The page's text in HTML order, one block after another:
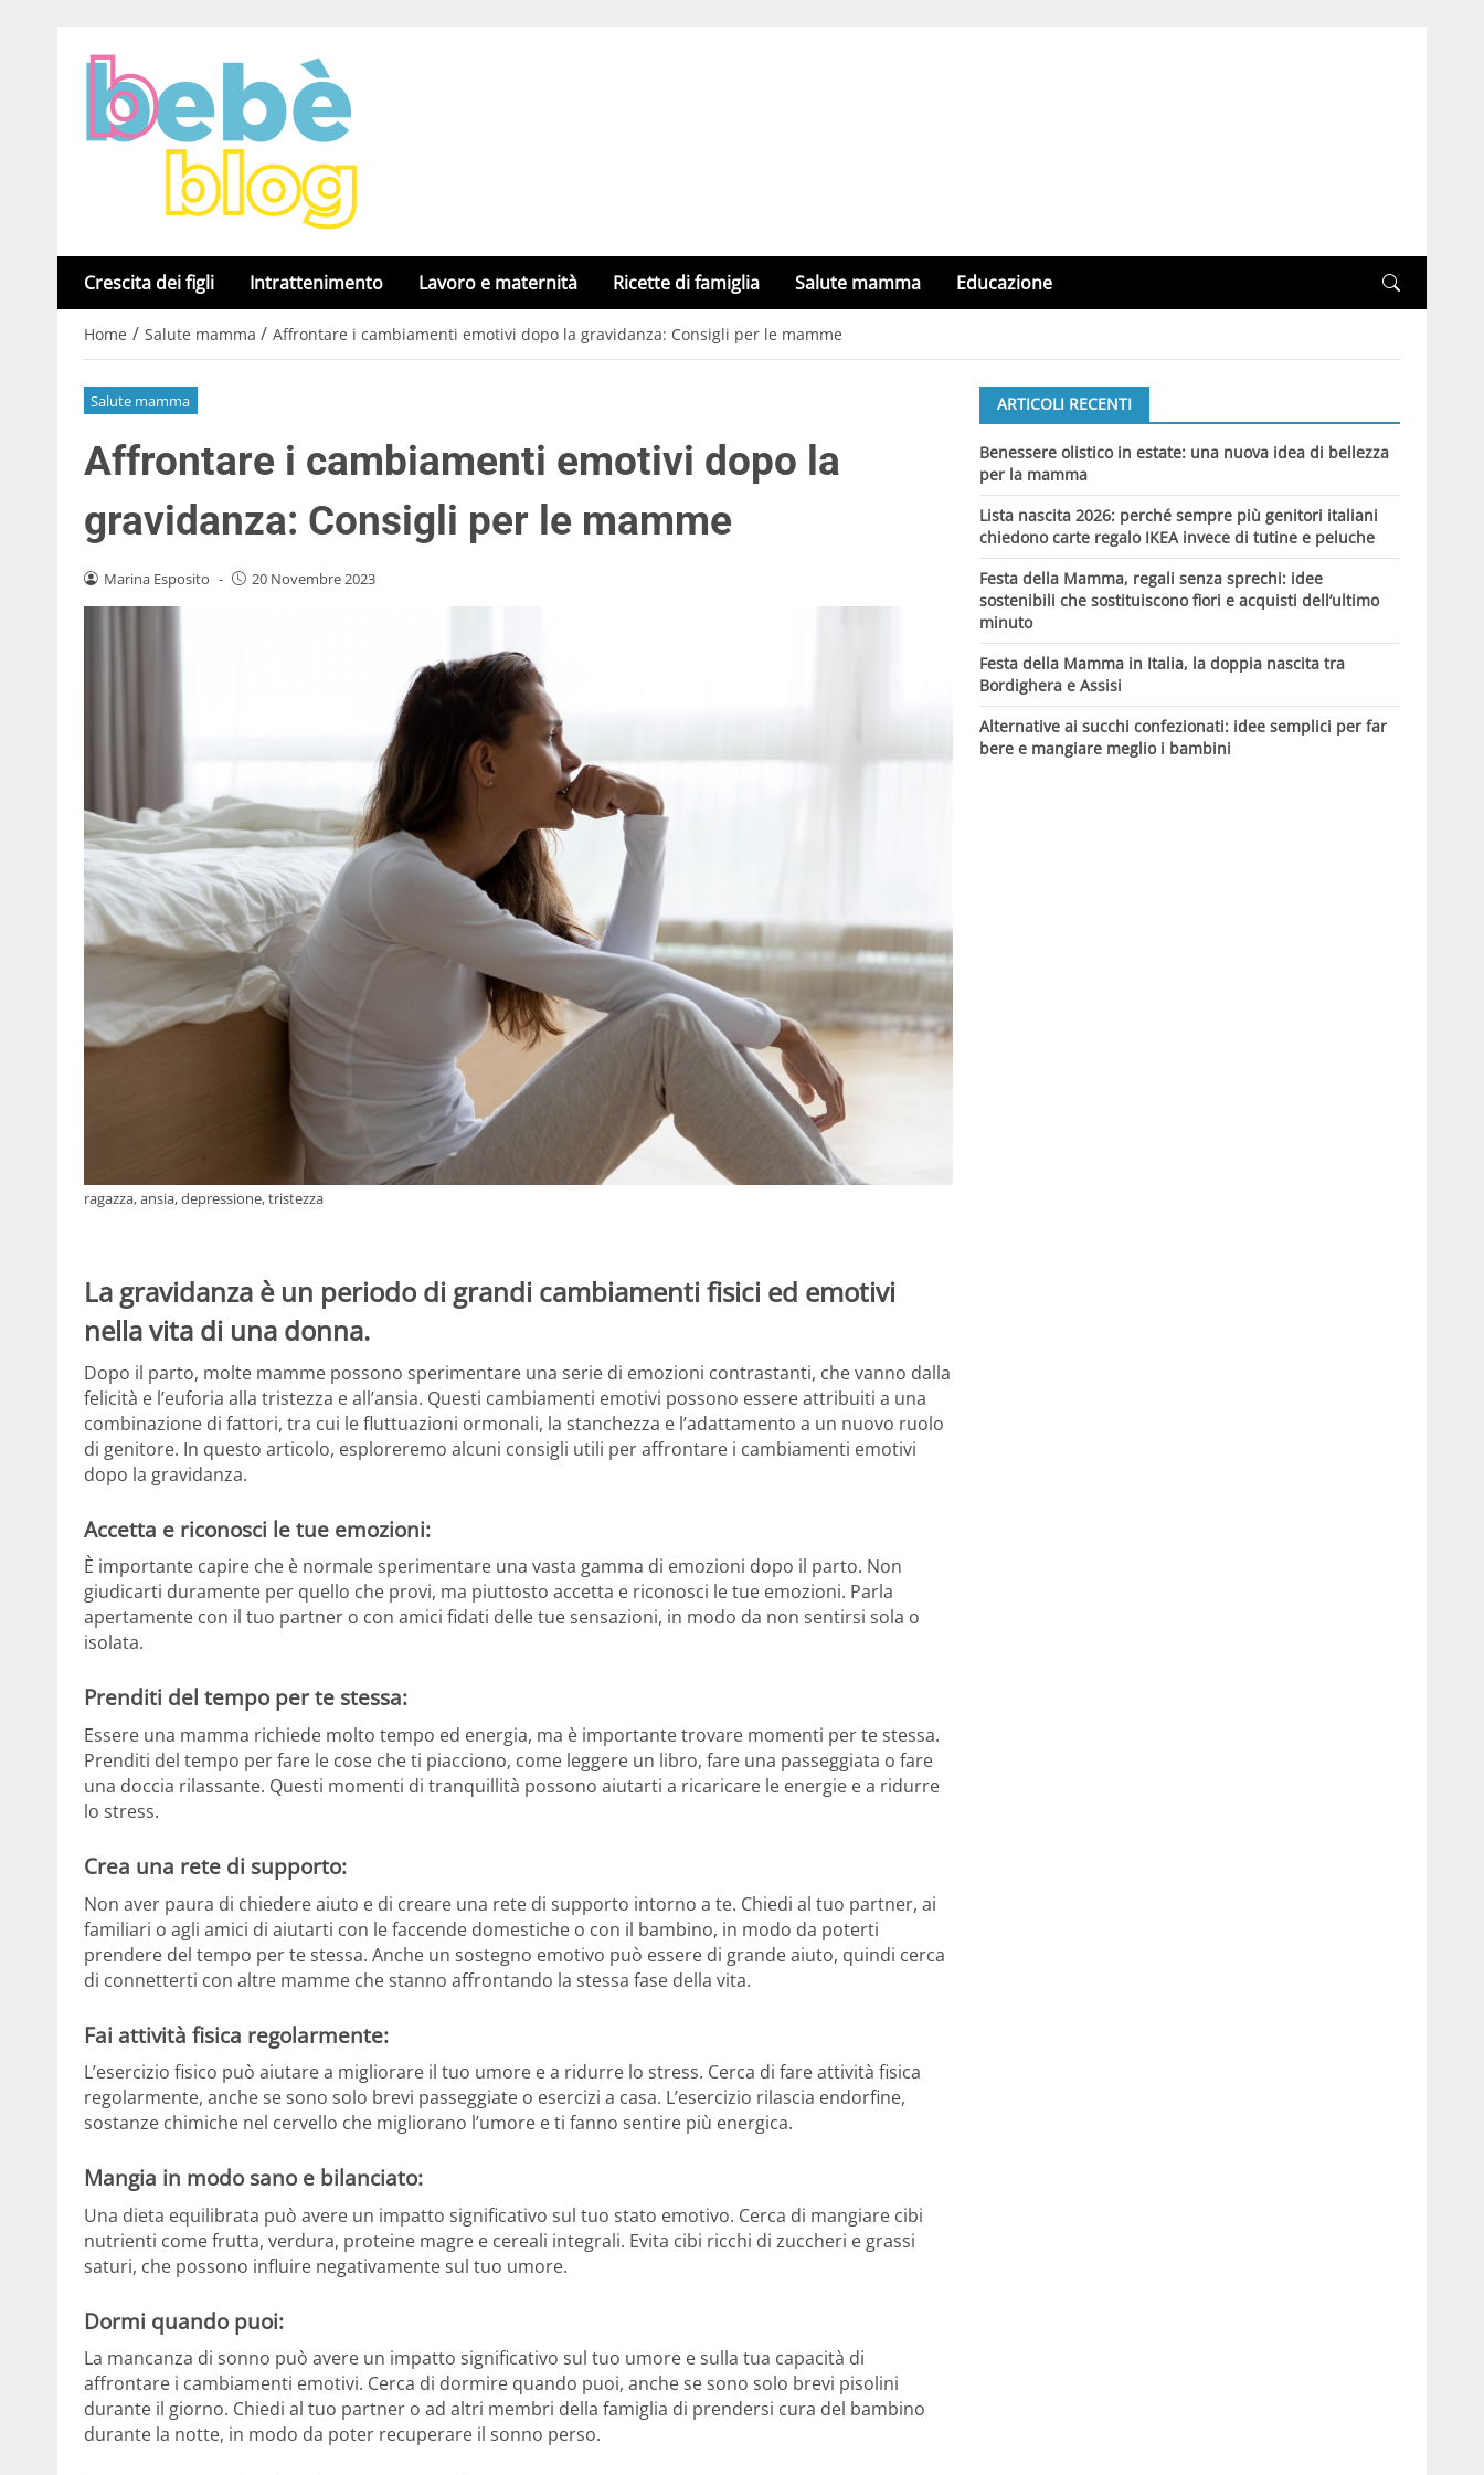
Crescita dei figli Intrattenimento Lavoro e maternità Ricette di famiglia Salute mamma Educazione
Home / Salute mamma / Affrontare i cambiamenti emotivi dopo la gravidanza: Consigli per le mamme
Salute mamma
Affrontare i cambiamenti emotivi dopo la
gravidanza: Consigli per le mamme
Marina Esposito - 20 Novembre 2023
ragazza, ansia, depressione, tristezza
La gravidanza è un periodo di grandi cambiamenti fisici ed emotivi
nella vita di una donna.
Dopo il parto, molte mamme possono sperimentare una serie di emozioni contrastanti, che vanno dalla
felicità e l’euforia alla tristezza e all’ansia. Questi cambiamenti emotivi possono essere attribuiti a una
combinazione di fattori, tra cui le fluttuazioni ormonali, la stanchezza e l’adattamento a un nuovo ruolo
di genitore. In questo articolo, esploreremo alcuni consigli utili per affrontare i cambiamenti emotivi
dopo la gravidanza.
Accetta e riconosci le tue emozioni:
È importante capire che è normale sperimentare una vasta gamma di emozioni dopo il parto. Non
giudicarti duramente per quello che provi, ma piuttosto accetta e riconosci le tue emozioni. Parla
apertamente con il tuo partner o con amici fidati delle tue sensazioni, in modo da non sentirsi sola o
isolata.
Prenditi del tempo per te stessa:
Essere una mamma richiede molto tempo ed energia, ma è importante trovare momenti per te stessa.
Prenditi del tempo per fare le cose che ti piacciono, come leggere un libro, fare una passeggiata o fare
una doccia rilassante. Questi momenti di tranquillità possono aiutarti a ricaricare le energie e a ridurre
lo stress.
Crea una rete di supporto:
Non aver paura di chiedere aiuto e di creare una rete di supporto intorno a te. Chiedi al tuo partner, ai
familiari o agli amici di aiutarti con le faccende domestiche o con il bambino, in modo da poterti
prendere del tempo per te stessa. Anche un sostegno emotivo può essere di grande aiuto, quindi cerca
di connetterti con altre mamme che stanno affrontando la stessa fase della vita.
Fai attività fisica regolarmente:
L’esercizio fisico può aiutare a migliorare il tuo umore e a ridurre lo stress. Cerca di fare attività fisica
regolarmente, anche se sono solo brevi passeggiate o esercizi a casa. L’esercizio rilascia endorfine,
sostanze chimiche nel cervello che migliorano l’umore e ti fanno sentire più energica.
Mangia in modo sano e bilanciato:
Una dieta equilibrata può avere un impatto significativo sul tuo stato emotivo. Cerca di mangiare cibi
nutrienti come frutta, verdura, proteine magre e cereali integrali. Evita cibi ricchi di zuccheri e grassi
saturi, che possono influire negativamente sul tuo umore.
Dormi quando puoi:
La mancanza di sonno può avere un impatto significativo sul tuo umore e sulla tua capacità di
affrontare i cambiamenti emotivi. Cerca di dormire quando puoi, anche se sono solo brevi pisolini
durante il giorno. Chiedi al tuo partner o ad altri membri della famiglia di prendersi cura del bambino
durante la notte, in modo da poter recuperare il sonno perso.
ARTICOLI RECENTI
Benessere olistico in estate: una nuova idea di bellezza
per la mamma
Lista nascita 2026: perché sempre più genitori italiani
chiedono carte regalo IKEA invece di tutine e peluche
Festa della Mamma, regali senza sprechi: idee
sostenibili che sostituiscono fiori e acquisti dell’ultimo
minuto
Festa della Mamma in Italia, la doppia nascita tra
Bordighera e Assisi
Alternative ai succhi confezionati: idee semplici per far
bere e mangiare meglio i bambini